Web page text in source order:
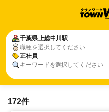
千葉県上総中川駅
職種を選択してください
正社員
キーワードを選択してください
172件